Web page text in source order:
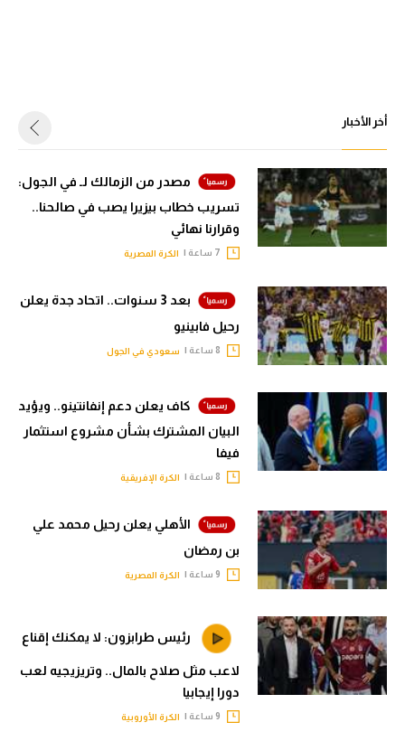
أخر الأخبار
مصدر من الزمالك لـ في الجول:
تسريب خطاب بيزيرا يصب في صالحنا..
وقرارنا نهائي
الكرة المصرية
بعد 3 سنوات.. اتحاد جدة يعلن
رحيل فابينيو
سعودي في الجول
كاف يعلن دعم إنفانتينو.. ويؤيد
البيان المشترك بشأن مشروع استثمار
فيفا
الكرة الإفريقية
الأهلي يعلن رحيل محمد علي
بن رمضان
الكرة المصرية
رئيس طرابزون: لا يمكنك إقناع
لاعب مثل صلاح بالمال.. وتريزيجيه لعب
دورا إيجابيا
الكرة الأوروبية